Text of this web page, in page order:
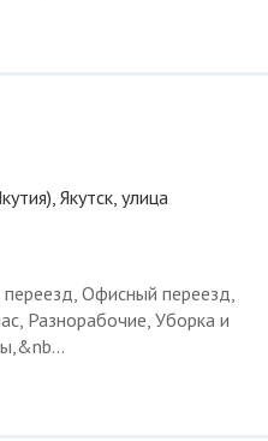
Якутск, улица
переезд, Офисный переезд,
Разнорабочие, Уборка и